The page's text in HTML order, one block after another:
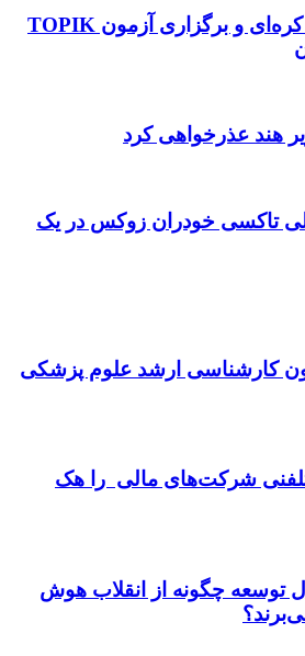
راه‌اندازی رشته کره‌ای و برگزاری آزمون TOPIK
هند عذرخواهی کرد
تاکسی خودران زوکس در یک
کارشناسی ارشد علوم پزشکی
شرکت‌های مالی را هک
توسعه چگونه از انقلاب هوش